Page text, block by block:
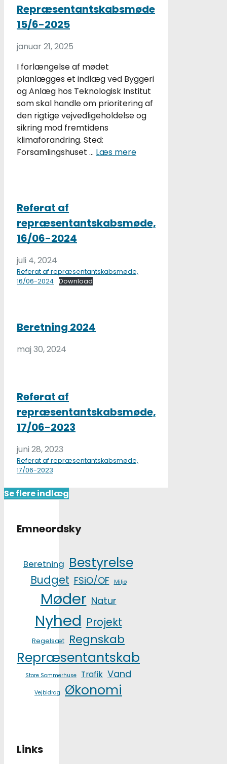
Repræsentantskabsmøde
15/6-2025
januar 21, 2025
I forlængelse af mødet
planlægges et indlæg ved Byggeri
og Anlæg hos Teknologisk Institut
som skal handle om prioritering af
den rigtige vejvedligeholdelse og
sikring mod fremtidens
klimaforandring. Sted:
Forsamlingshuset … Læs mere
Referat af
repræsentantskabsmøde,
16/06-2024
juli 4, 2024
Referat af repræsentantskabsmøde,
16/06-2024 Download
Beretning 2024
maj 30, 2024
Referat af
repræsentantskabsmøde,
17/06-2023
juni 28, 2023
Referat af repræsentantskabsmøde,
17/06-2023
Se flere indlæg
Emneordsky
Beretning Bestyrelse
Budget FSiO/OF Miljø
Møder Natur
Nyhed Projekt
Regelsæt Regnskab
Repræsentantskab
Store Sommerhuse Trafik Vand
Vejbidrag Økonomi
Links